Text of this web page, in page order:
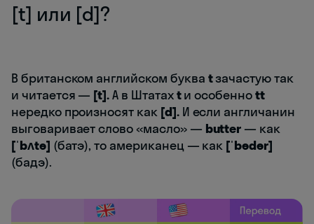
[t] или [d]?
В британском английском буква tзачастую так
и читается — [t].А в Штатахtи особенноtt
нередко произносят как [d].И если англичанин
выговаривает слово «масло» — butter — как
[ˈbʌtə] (батэ), то американец — как [ˈbədər]
(бадэ).